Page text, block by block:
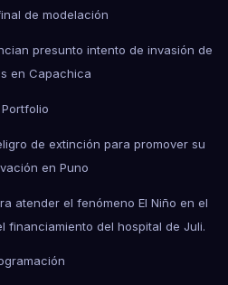
de modelación
presunto intento de invasión de
en Capachica
Portfolio
de extinción para promover su
en Puno
atender el fenómeno El Niño en el
financiamiento del hospital de Juli.